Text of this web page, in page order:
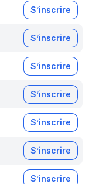
S’inscrire
S’inscrire
S’inscrire
S’inscrire
S’inscrire
S’inscrire
S’inscrire